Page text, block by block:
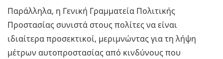
Παράλληλα, η Γενική Γραμματεία Πολιτικής
Προστασίας συνιστά στους πολίτες να είναι
ιδιαίτερα προσεκτικοί, μεριμνώντας για τη λήψη
μέτρων αυτοπροστασίας από κινδύνους που